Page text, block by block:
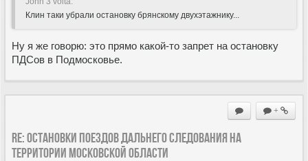
Клин таки убрали остановку брянскому двухэтажнику...
Ну я же говорю: это прямо какой-то запрет на остановку
ПДСов в Подмосковье.
+
Re: Остановки поездов дальнего следования на
территории Московской области